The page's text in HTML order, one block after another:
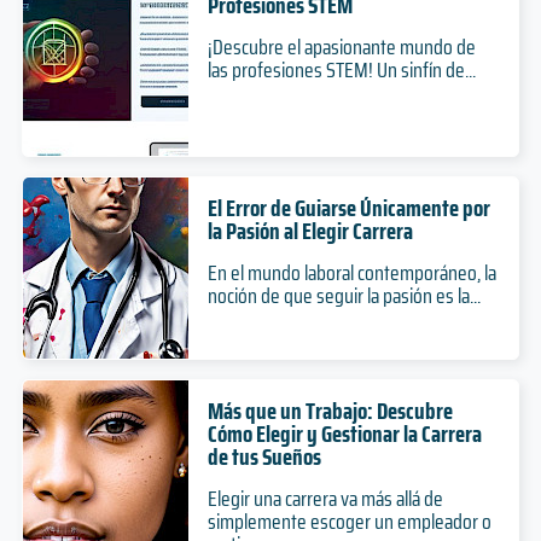
1 años
Duración
Diplomado
Nivel
4 años
Duración
Doctorado
Nivel
Presencial
Modalidad
Ciencias mención Ecología y Evolución
4 años
Duración
Doctorado
Nivel
Presencial
Modalidad
Nivel
Presencial
Modalidad
Programa de Especialización en Obstetricia y
Ginecología
3 años
Duración
Especialización
Nivel
Presencial
Programa de Especialización en Ortopedia y
Traumatología
Presencial
Modalidad
Auditoría
5 años
Duración
Grado
Nivel
Presencial
Modalidad
Biología Marina
5 años
Duración
Grado
2 años
Duración
Magíster
Nivel
Presencial
Ciencias mención Producción Animal
2 años
Duración
Magíster
Nivel
Presencial
Modalidad
Ciencias mención Salud Animal
¡Descubre el apasionante mundo de
las profesiones STEM! Un sinfín de...
El Error de Guiarse Únicamente por
la Pasión al Elegir Carrera
En el mundo laboral contemporáneo, la
noción de que seguir la pasión es la...
Más que un Trabajo: Descubre
Cómo Elegir y Gestionar la Carrera
de tus Sueños
Elegir una carrera va más allá de
simplemente escoger un empleador o